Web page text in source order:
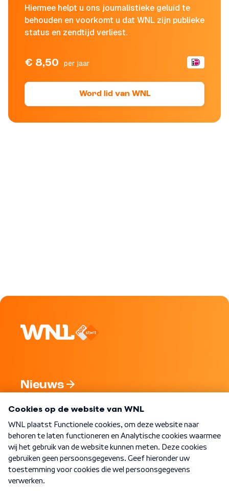
Hiermee helpt u ons journalistieke geluid te
behouden en voorkomt u dat WNL zijn publieke
status en zendtijd verliest.
€ 8,50 per jaar
Word lid van WNL
Nieuws
Nieuwsbrief
Word Lid